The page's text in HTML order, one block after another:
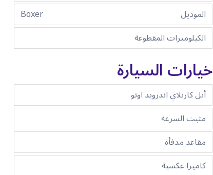
الموديل
Boxer
الكيلومترات المقطوعة
خيارات السيارة
أبل كاربلاي اندرويد اوتو
مثبت السرعة
مقاعد مدفأة
كاميرا عكسية